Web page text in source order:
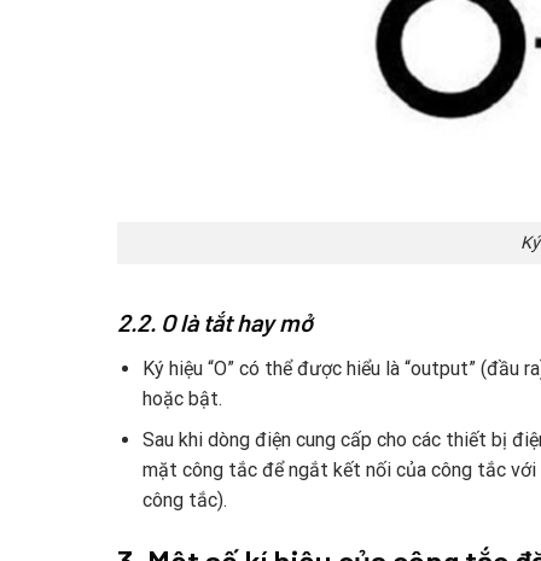
2.2. O là tắt hay mở
Ký hiệu “O” có thể được hiểu là “output”
hoặc bật.
Sau khi dòng điện cung cấp cho các thiết bị
mặt công tắc để ngắt kết nối của công tắc
công tắc).